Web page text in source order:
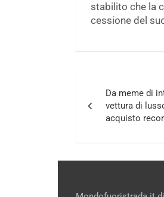
stabilito che la
cessione del
articoli
Da meme di
vettura di
acquisto